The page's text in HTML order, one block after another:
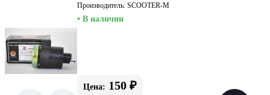
Производитель: SCOOTER-M
• В наличии
Цена: 150 ₽